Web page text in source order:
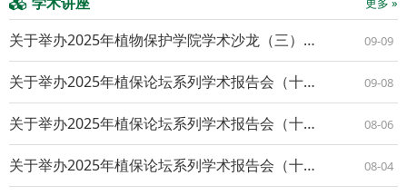
关于举办2025年植物保护学院学术沙龙（三）的通知 09-09
关于举办2025年植保论坛系列学术报告会（十九）的通知 09-08
关于举办2025年植保论坛系列学术报告会（十八）的通知 08-06
关于举办2025年植保论坛系列学术报告会（十七）的通知 08-04